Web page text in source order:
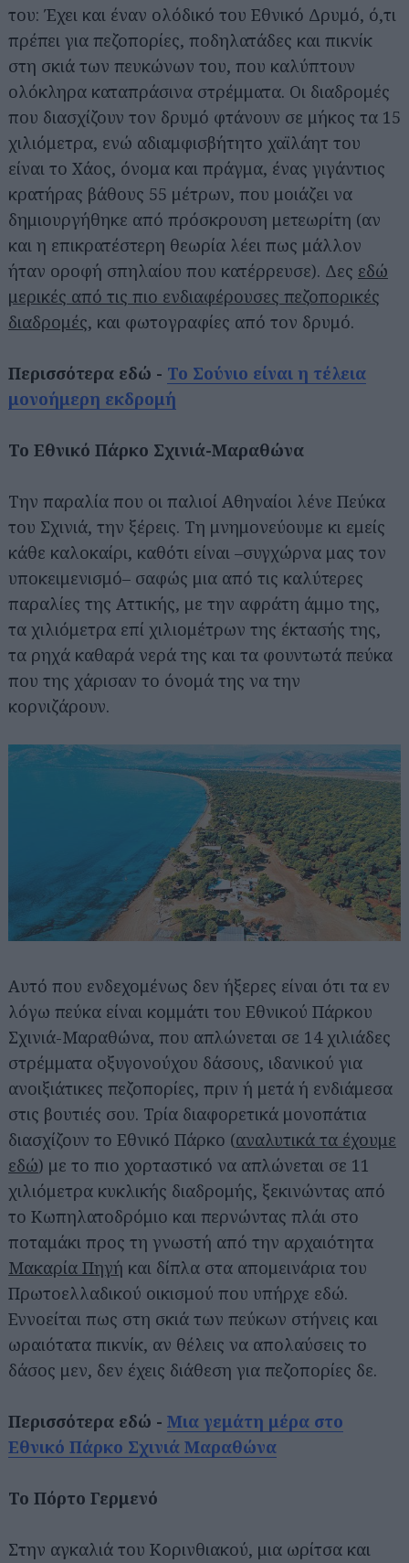
του: Έχει και έναν ολόδικό του Εθνικό Δρυμό, ό,τι
πρέπει για πεζοπορίες, ποδηλατάδες και πικνίκ
στη σκιά των πευκώνων του, που καλύπτουν
ολόκληρα καταπράσινα στρέμματα. Οι διαδρομές
που διασχίζουν τον δρυμό φτάνουν σε μήκος τα 15
χιλιόμετρα, ενώ αδιαμφισβήτητο χαϊλάητ του
είναι το Χάος, όνομα και πράγμα, ένας γιγάντιος
κρατήρας βάθους 55 μέτρων, που μοιάζει να
δημιουργήθηκε από πρόσκρουση μετεωρίτη (αν
και η επικρατέστερη θεωρία λέει πως μάλλον
ήταν οροφή σπηλαίου που κατέρρευσε). Δες εδώ
μερικές από τις πιο ενδιαφέρουσες πεζοπορικές
διαδρομές, και φωτογραφίες από τον δρυμό.
Περισσότερα εδώ - Το Σούνιο είναι η τέλεια
μονοήμερη εκδρομή
Το Εθνικό Πάρκο Σχινιά-Μαραθώνα
Την παραλία που οι παλιοί Αθηναίοι λένε Πεύκα
του Σχινιά, την ξέρεις. Τη μνημονεύουμε κι εμείς
κάθε καλοκαίρι, καθότι είναι –συγχώρνα μας τον
υποκειμενισμό– σαφώς μια από τις καλύτερες
παραλίες της Αττικής, με την αφράτη άμμο της,
τα χιλιόμετρα επί χιλιομέτρων της έκτασής της,
τα ρηχά καθαρά νερά της και τα φουντωτά πεύκα
που της χάρισαν το όνομά της να την
κορνιζάρουν.
Αυτό που ενδεχομένως δεν ήξερες είναι ότι τα εν
λόγω πεύκα είναι κομμάτι του Εθνικού Πάρκου
Σχινιά-Μαραθώνα, που απλώνεται σε 14 χιλιάδες
στρέμματα οξυγονούχου δάσους, ιδανικού για
ανοιξιάτικες πεζοπορίες, πριν ή μετά ή ενδιάμεσα
στις βουτιές σου. Τρία διαφορετικά μονοπάτια
διασχίζουν το Εθνικό Πάρκο (αναλυτικά τα έχουμε
εδώ) με το πιο χορταστικό να απλώνεται σε 11
χιλιόμετρα κυκλικής διαδρομής, ξεκινώντας από
το Κωπηλατοδρόμιο και περνώντας πλάι στο
ποταμάκι προς τη γνωστή από την αρχαιότητα
Μακαρία Πηγή και δίπλα στα απομεινάρια του
Πρωτοελλαδικού οικισμού που υπήρχε εδώ.
Εννοείται πως στη σκιά των πεύκων στήνεις και
ωραιότατα πικνίκ, αν θέλεις να απολαύσεις το
δάσος μεν, δεν έχεις διάθεση για πεζοπορίες δε.
Περισσότερα εδώ - Μια γεμάτη μέρα στο
Εθνικό Πάρκο Σχινιά Μαραθώνα
Το Πόρτο Γερμενό
Στην αγκαλιά του Κορινθιακού, μια ωρίτσα και